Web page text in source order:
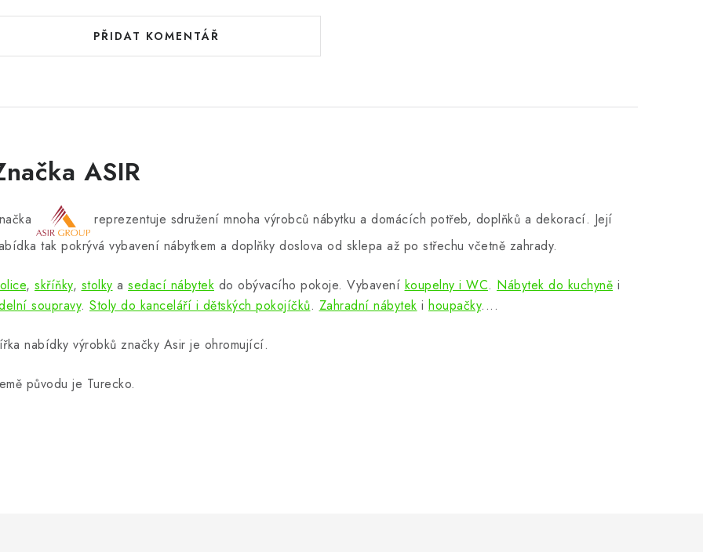
PŘIDAT KOMENTÁŘ
ASIR
reprezentuje sdružení mnoha výrobců nábytku a domácích potřeb, doplňků a dekorací. Její
tak pokrývá vybavení nábytkem a doplňky doslova od sklepa až po střechu včetně zahrady.
, skříňky, stolky a sedací nábytek do obývacího pokoje. Vybavení koupelny i WC. Nábytek do kuchyně i
soupravy. Stoly do kanceláří i dětských pokojíčků. Zahradní nábytek i houpačky....
nabídky výrobků značky Asir je ohromující.
původu je Turecko.